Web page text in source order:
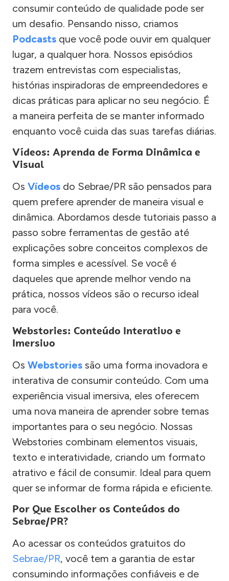
consumir conteúdo de qualidade pode ser
um desafio. Pensando nisso, criamos
Podcasts que você pode ouvir em qualquer
lugar, a qualquer hora. Nossos episódios
trazem entrevistas com especialistas,
histórias inspiradoras de empreendedores e
dicas práticas para aplicar no seu negócio. É
a maneira perfeita de se manter informado
enquanto você cuida das suas tarefas diárias.
Vídeos: Aprenda de Forma Dinâmica e
Visual
Os Vídeos do Sebrae/PR são pensados para
quem prefere aprender de maneira visual e
dinâmica. Abordamos desde tutoriais passo a
passo sobre ferramentas de gestão até
explicações sobre conceitos complexos de
forma simples e acessível. Se você é
daqueles que aprende melhor vendo na
prática, nossos vídeos são o recurso ideal
para você.
Webstories: Conteúdo Interativo e
Imersivo
Os Webstories são uma forma inovadora e
interativa de consumir conteúdo. Com uma
experiência visual imersiva, eles oferecem
uma nova maneira de aprender sobre temas
importantes para o seu negócio. Nossas
Webstories combinam elementos visuais,
texto e interatividade, criando um formato
atrativo e fácil de consumir. Ideal para quem
quer se informar de forma rápida e eficiente.
Por Que Escolher os Conteúdos do
Sebrae/PR?
Ao acessar os conteúdos gratuitos do
Sebrae/PR, você tem a garantia de estar
consumindo informações confiáveis e de